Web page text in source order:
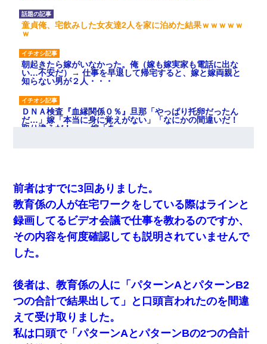
童貞俺、宅飲みした女友達2人を家に泊めた結果ｗｗｗｗｗ
ｗ
朝起きたら嫁がいなかった。俺（嫁も嫁実家も電話に出な
い…不安だ）→ 仕事を早退して帰宅すると、嫁と嫁両親と
知らない男が２人・・・
ＤＮＡ検査『血縁関係０％』旦那「やっぱり托卵だったん
だ…」嫁「本当に身に覚えがない」「なにかの間違いだ！
取り違えだ！」→ 嫁「あっ」
隣の部屋の住民の母親、オートロックを突破してマンショ
ンに入り込んできたみたいで、ずっとドアの前で喚いてて
滅茶苦茶うるさかった。
【不幸な結婚式】新郎親族「ブスのくせにドレスなんか着
ちゃってさ～ほんと恥ずかしいわよね～（大声」新郎両親
子供の頃、母の弟にイタズラされてて中学に入ってから関
係を持ってしまった。拒絶したら「全部バラしてやる」と
脅迫されたので両親に全部話した。
何年か前に妹は離婚している。当時生まれた姪が義弟の子
前者はすでに3回ありました。
教育係の人が在宅ワークをしている際はラインと
録画してるビデオ会議で仕事を教わるのですか、
その内容を何度確認しても説明されていませんで
した。
後者は、教育係の人に「パターンAとパターンB2
つの合計で結果出して」と口頭言われたのを間違
えて受け取りました。
私は口頭で「パターンAとパターンBの2つの合計